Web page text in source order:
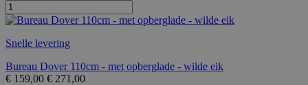
Snelle levering
Bureau Dover 110cm - met opberglade - wilde eik
€ 159,00 € 271,00